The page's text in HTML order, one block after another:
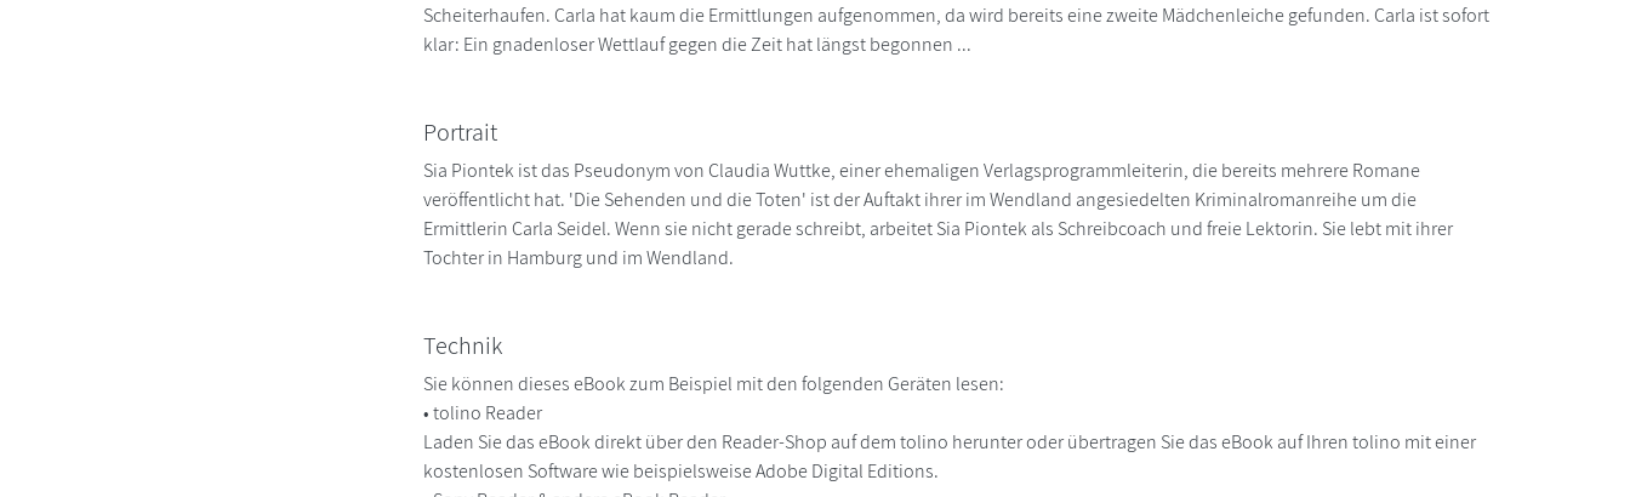
Scheiterhaufen. Carla hat kaum die Ermittlungen aufgenommen, da wird bereits eine zweite Mädchenleiche gefunden. Carla ist sofort
klar: Ein gnadenloser Wettlauf gegen die Zeit hat längst begonnen ...
Portrait
Sia Piontek ist das Pseudonym von Claudia Wuttke, einer ehemaligen Verlagsprogrammleiterin, die bereits mehrere Romane
veröffentlicht hat. 'Die Sehenden und die Toten' ist der Auftakt ihrer im Wendland angesiedelten Kriminalromanreihe um die
Ermittlerin Carla Seidel. Wenn sie nicht gerade schreibt, arbeitet Sia Piontek als Schreibcoach und freie Lektorin. Sie lebt mit ihrer
Tochter in Hamburg und im Wendland.
Technik
Sie können dieses eBook zum Beispiel mit den folgenden Geräten lesen:
• tolino Reader
Laden Sie das eBook direkt über den Reader-Shop auf dem tolino herunter oder übertragen Sie das eBook auf Ihren tolino mit einer
kostenlosen Software wie beispielsweise Adobe Digital Editions.